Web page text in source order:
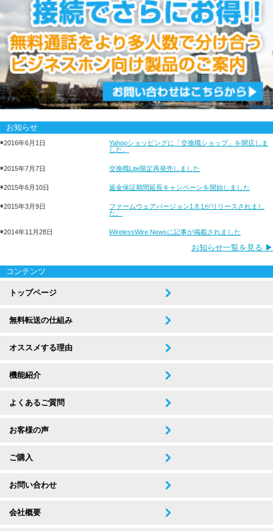
お知らせ
◉2016年6月1日
Yahooショッピングに「交換職ショップ」を開店しま
した。
◉2015年7月7日 交換職Lite限定再発売しました
◉2015年6月10日 返金保証期間延長キャンペーンを開始しました
◉2015年3月9日
ファームウェアバージョン1.8.1がリリースされまし
た。
◉2014年11月28日 WirelessWire Newsに記事が掲載されました
お知らせ一覧を見る ▶
コンテンツ
トップページ
無料転送の仕組み
オススメする理由
機能紹介
よくあるご質問
お客様の声
ご購入
お問い合わせ
会社概要